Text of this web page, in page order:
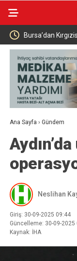
Bursa’da
Ana Sayfa › Gündem
Neslihan
Giriş: 30-09-2025 09:44
Güncelleme: 30-09-2025
Kaynak: İHA